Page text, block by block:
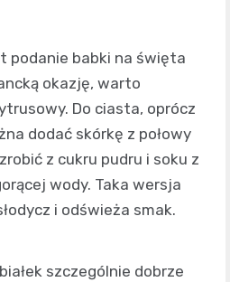
podanie babki na święta
okazję, warto
Do ciasta, oprócz
dodać skórkę z połowy
z cukru pudru i soku z
wody. Taka wersja
i odświeża smak.
szczególnie dobrze